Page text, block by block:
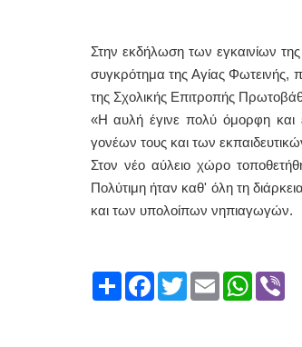
Στην εκδήλωση των εγκαινίων
συγκρότημα της Αγίας Φωτεινής,
της Σχολικής Επιτροπής
«Η αυλή έγινε πολύ όμορφη και
γονέων τους και των
Στον νέο αύλειο χώρο
Πολύτιμη ήταν καθ' όλη τη
και των υπολοίπων νηπιαγωγών.
ShareFacebook
TwitterEmail